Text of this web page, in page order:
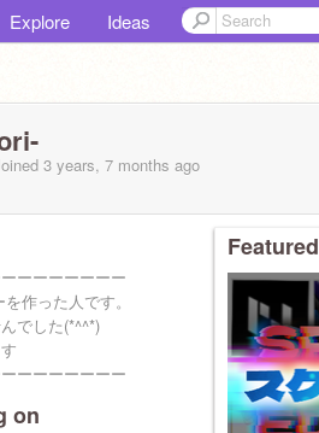
Explore Ideas
3 years, 7 months ago
ーーーーーーー
作った人です。
でした(*^^*)
ーーーーーーー
on